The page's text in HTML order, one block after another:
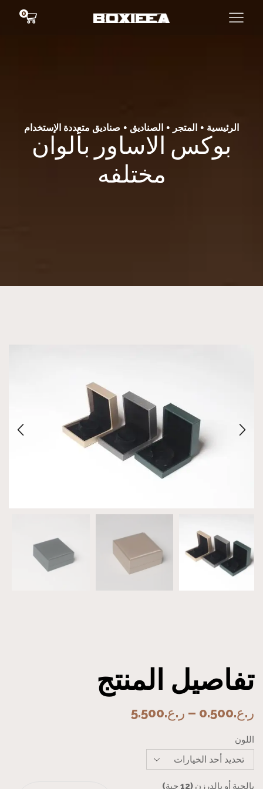
0
الرئيسية • المتجر • الصناديق • صناديق متعددة الإستخدام
بوكس الاساور بألوان
مختلفه
تفاصيل المنتج
ر.ع.0.500
– ر.ع.5.500
اللون
بالحبة أو بالدرزن (12 حبة)